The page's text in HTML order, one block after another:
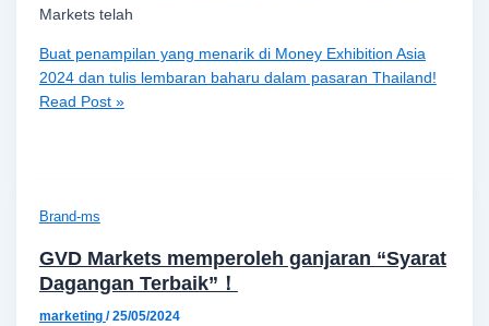
Markets telah
Buat penampilan yang menarik di Money Exhibition Asia
2024 dan tulis lembaran baharu dalam pasaran Thailand!
Read Post »
Brand-ms
GVD Markets memperoleh ganjaran “Syarat
Dagangan Terbaik”！
marketing /25/05/2024